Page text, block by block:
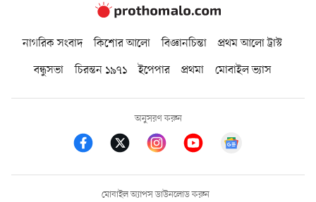
নাগরিক সংবাদ কিশোর আলো বিজ্ঞানচিন্তা
প্রথম আলো ট্রাস্ট
বন্ধুসভা
চিরন্তন ১৯৭১ ইপেপার প্রথমা মোবাইল ভ্যাস
অনুসরণ করুন
মোবাইল অ্যাপস ডাউনলোড করুন